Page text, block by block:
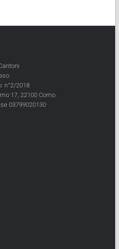
n°2/2018
17, 22100 Como
03799020130